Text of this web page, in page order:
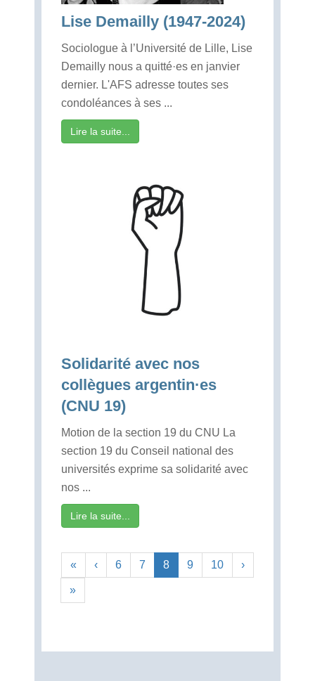
Lise Demailly (1947-2024)
Sociologue à l’Université de Lille, Lise
Demailly nous a quitté·es en janvier
dernier. L'AFS adresse toutes ses
condoléances à ses ...
Lire la suite...
Solidarité avec nos
collègues argentin·es
(CNU 19)
Motion de la section 19 du CNU La
section 19 du Conseil national des
universités exprime sa solidarité avec
nos ...
Lire la suite...
« ‹ 6 7 8 9 10 ›
»